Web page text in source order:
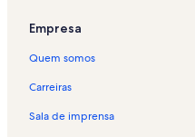
Empresa
Quem somos
Carreiras
Sala de imprensa